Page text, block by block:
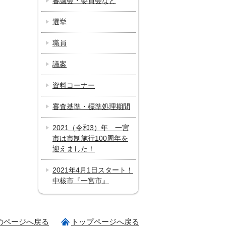
選挙
職員
議案
資料コーナー
審査基準・標準処理期間
2021（令和3）年 一宮
市は市制施行100周年を
迎えました！
2021年4月1日スタート！
中核市『一宮市』
ページへ戻る トップページへ戻る